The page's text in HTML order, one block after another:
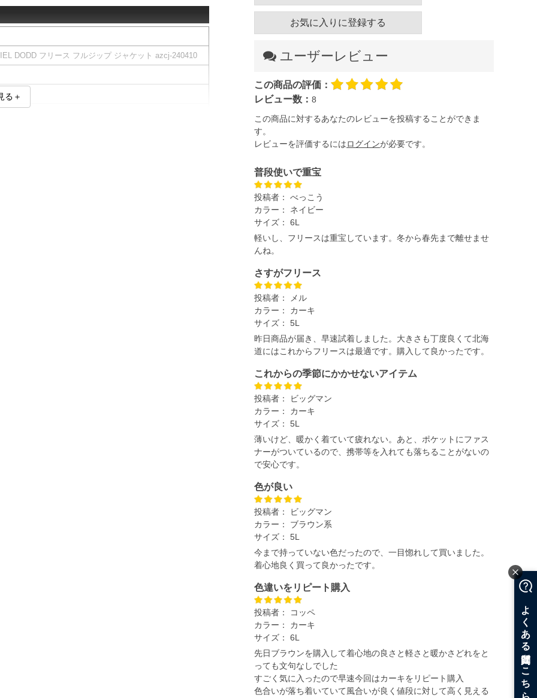
DODD フリース フルジップ ジャケット azcj-240410
る＋
お気に入りに登録する
ユーザーレビュー
この商品の評価：
レビュー数： 8
この商品に対するあなたのレビューを投稿することができま
す。
レビューを評価するにはログインが必要です。
普段使いで重宝
投稿者：
べっこう
カラー：
ネイビー
サイズ：
6L
軽いし、フリースは重宝しています。冬から春先まで離せませ
んね。
さすがフリース
投稿者：
メル
カラー：
カーキ
サイズ：
5L
昨日商品が届き、早速試着しました。大きさも丁度良くて北海
道にはこれからフリースは最適です。購入して良かったです。
これからの季節にかかせないアイテム
投稿者：
ビッグマン
カラー：
カーキ
サイズ：
5L
薄いけど、暖かく着ていて疲れない。あと、ポケットにファス
ナーがついているので、携帯等を入れても落ちることがないの
で安心です。
色が良い
投稿者：
ビッグマン
カラー：
ブラウン系
サイズ：
5L
今まで持っていない色だったので、一目惚れして買いました。
着心地良く買って良かったです。
色違いをリピート購入
投稿者：
コッペ
カラー：
カーキ
サイズ：
6L
先日ブラウンを購入して着心地の良さと軽さと暖かさどれをと
っても文句なしでした
すごく気に入ったので早速今回はカーキをリピート購入
色合いが落ち着いていて風合いが良く値段に対して高く見える